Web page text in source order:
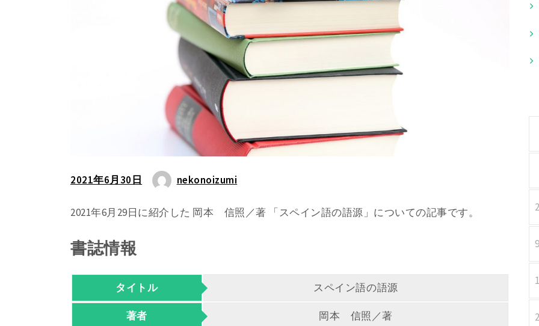
2021年6月30日 nekonoizumi
2021年6月29日に紹介した 岡本 信照／著 「スペイン語の語源」についての記事です。
書誌情報
タイトル スペイン語の語源
著者 岡本 信照／著